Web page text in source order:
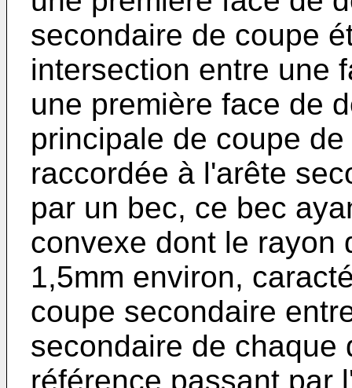
secondaire de coupe
intersection entre une
une première face de
principale de coupe
raccordée à l'arête
par un bec, ce bec
convexe dont le rayon
1,5mm environ,
coupe secondaire
secondaire de chaque
référence passant par